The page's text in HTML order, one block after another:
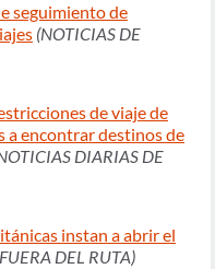
seguimiento de
(NOTICIAS DE
de viaje de
a encontrar destinos de
DIARIAS DE
instan a abrir el
DEL RUTA)